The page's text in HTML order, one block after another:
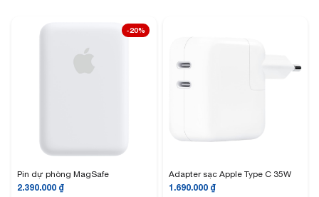
-20%
Pin dự phòng MagSafe
2.390.000 ₫
Adapter sạc Apple Type C 35W
1.690.000 ₫